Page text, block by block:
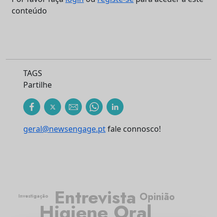
conteúdo
TAGS
Partilhe
geral@newsengage.ptfale connosco!
Entrevista Opinião
Investigação